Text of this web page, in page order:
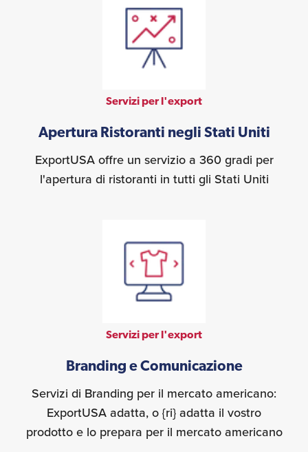
Servizi per l'export
Apertura Ristoranti negli Stati Uniti
ExportUSA offre un servizio a 360 gradi per
l'apertura di ristoranti in tutti gli Stati Uniti
Servizi per l'export
Branding e Comunicazione
Servizi di Branding per il mercato americano:
ExportUSA adatta, o {ri} adatta il vostro
prodotto e lo prepara per il mercato americano